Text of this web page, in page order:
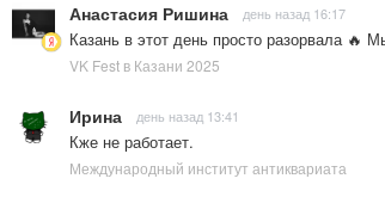
Анастасия Ришина день назад 16:17
Казань в этот день просто разорвала 🔥
VK Fest в Казани 2025
Ирина день назад 13:41
Кже не работает.
Международный институт антиквариата